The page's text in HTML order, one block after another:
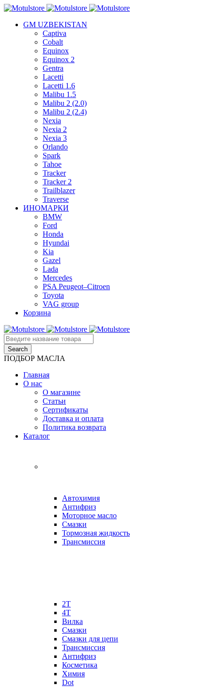
GM UZBEKISTAN
Captiva
Cobalt
Equinox
Equinox 2
Gentra
Lacetti
Lacetti 1.6
Malibu 1.5
Malibu 2 (2.0)
Malibu 2 (2.4)
Nexia
Nexia 2
Nexia 3
Orlando
Spark
Tahoe
Tracker
Tracker 2
Trailblazer
Traverse
ИНОМАРКИ
BMW
Ford
Honda
Hyundai
Kia
Gazel
Lada
Mercedes
PSA Peugeot–Citroen
Toyota
VAG group
Корзина
ПОДБОР МАСЛА
Главная
О нас
О магазине
Статьи
Сертификаты
Доставка и оплата
Политика возврата
Каталог
Автохимия
Антифриз
Моторное масло
Смазки
Тормозная жидкость
Трансмиссия
2Т
4Т
Вилка
Смазки
Смазки для цепи
Трансмиссия
Антифриз
Косметика
Химия
Dot